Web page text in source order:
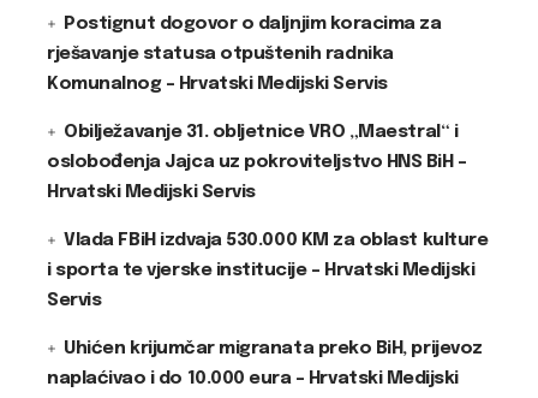
Postignut dogovor o daljnjim koracima za
rješavanje statusa otpuštenih radnika
Komunalnog – Hrvatski Medijski Servis
Obilježavanje 31. obljetnice VRO „Maestral“ i
oslobođenja Jajca uz pokroviteljstvo HNS BiH –
Hrvatski Medijski Servis
Vlada FBiH izdvaja 530.000 KM za oblast kulture
i sporta te vjerske institucije – Hrvatski Medijski
Servis
Uhićen krijumčar migranata preko BiH, prijevoz
naplaćivao i do 10.000 eura – Hrvatski Medijski